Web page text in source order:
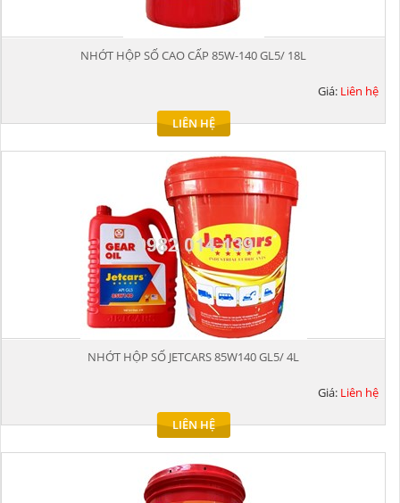
NHỚT HỘP SỐ CAO CẤP 85W-140 GL5/ 18L
Giá: Liên hệ
LIÊN HỆ
NHỚT HỘP SỐ JETCARS 85W140 GL5/ 4L
Giá: Liên hệ
LIÊN HỆ